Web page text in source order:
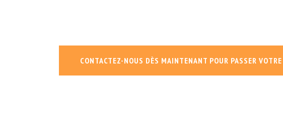
CONTACTEZ-NOUS DÈS MAINTENANT POUR PASSER